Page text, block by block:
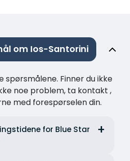
om Ios-Santorini
spørsmålene. Finner du ikke
noe problem, ta kontakt ,
med forespørselen din.
for Blue Star